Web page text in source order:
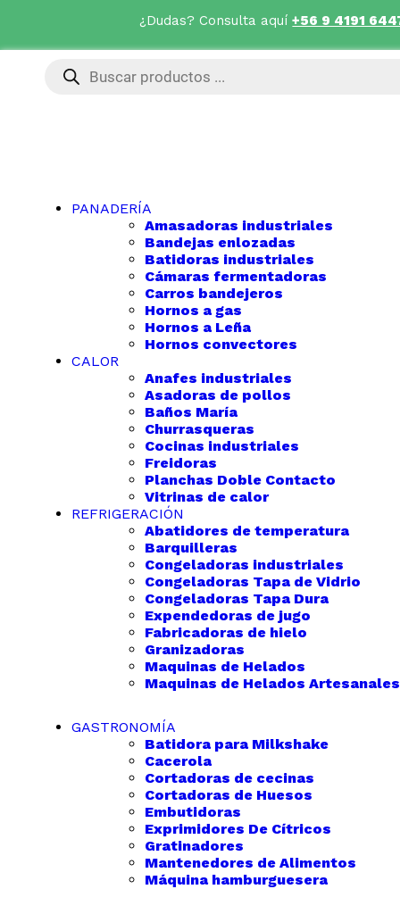
¿Dudas? Consulta aquí+56 9 4191
PANADERÍA
Amasadoras industriales
Bandejas enlozadas
Batidoras industriales
Cámaras fermentadoras
Carros bandejeros
Hornos a gas
Hornos a Leña
Hornos convectores
CALOR
Anafes industriales
Asadoras de pollos
Baños María
Churrasqueras
Cocinas industriales
Freidoras
Planchas Doble Contacto
Vitrinas de calor
REFRIGERACIÓN
Abatidores de temperatura
Barquilleras
Congeladoras industriales
Congeladoras Tapa de Vidrio
Congeladoras Tapa Dura
Expendedoras de jugo
Fabricadoras de hielo
Granizadoras
Maquinas de Helados
Maquinas de Helados Artesanales
GASTRONOMÍA
Batidora para Milkshake
Cacerola
Cortadoras de cecinas
Cortadoras de Huesos
Embutidoras
Exprimidores De Cítricos
Gratinadores
Mantenedores de Alimentos
Máquina hamburguesera